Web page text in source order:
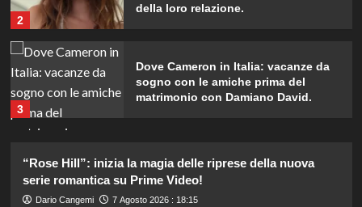
2
della loro relazione.
3
Dove Cameron in Italia: vacanze da
sogno con le amiche prima del
matrimonio con Damiano David.
4
Lorella Cuccarini compie 61 anni:
“Ho l’energia di una ventenne!”
“Rose Hill”: inizia la magia delle riprese della nuova
serie romantica su Prime Video!
Dario Cangemi 7 Agosto 2026 : 18:15